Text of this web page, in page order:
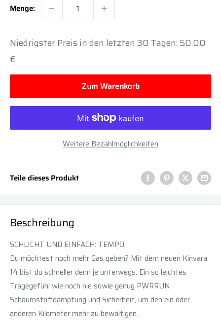
Menge:
Niedrigster Preis in den letzten 30 Tagen: 50.00
€
Zum Warenkorb
Weitere Bezahlmöglichkeiten
Teile dieses Produkt
Beschreibung
SCHLICHT UND EINFACH: TEMPO.
Du möchtest noch mehr Gas geben? Mit dem neuen Kinvara
14 bist du schneller denn je unterwegs. Ein so leichtes
Tragegefühl wie noch nie sowie genug PWRRUN
Schaumstoffdämpfung und Sicherheit, um den ein oder
anderen Kilometer mehr zu bewältigen.